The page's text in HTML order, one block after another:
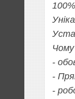
Чому
-
-
-